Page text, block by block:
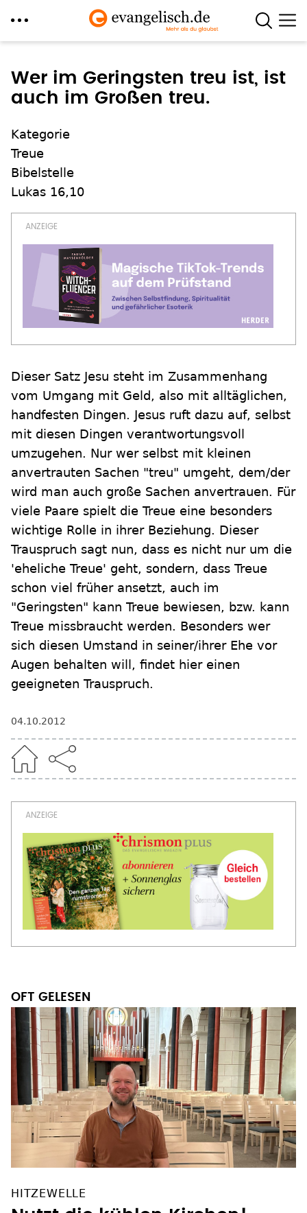
zum
Wer im Geringsten treu ist, ist
auch im Großen treu.
Kategorie
Treue
Bibelstelle
Lukas 16,10
Dieser Satz Jesu steht im Zusammenhang
vom Umgang mit Geld, also mit alltäglichen,
handfesten Dingen. Jesus ruft dazu auf, selbst
mit diesen Dingen verantwortungsvoll
umzugehen. Nur wer selbst mit kleinen
anvertrauten Sachen "treu" umgeht, dem/der
wird man auch große Sachen anvertrauen. Für
viele Paare spielt die Treue eine besonders
wichtige Rolle in ihrer Beziehung. Dieser
Trauspruch sagt nun, dass es nicht nur um die
'eheliche Treue' geht, sondern, dass Treue
schon viel früher ansetzt, auch im
"Geringsten" kann Treue bewiesen, bzw. kann
Treue missbraucht werden. Besonders wer
sich diesen Umstand in seiner/ihrer Ehe vor
Augen behalten will, findet hier einen
geeigneten Trauspruch.
04.10.2012
OFT GELESEN
HITZEWELLE